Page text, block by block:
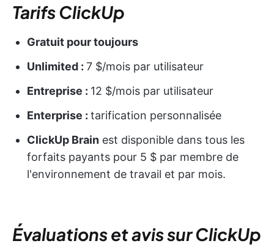
Tarifs ClickUp
Gratuit pour toujours
Unlimited : 7 $/mois par utilisateur
Entreprise : 12 $/mois par utilisateur
Enterprise : tarification personnalisée
ClickUp Brain est disponible dans tous les
forfaits payants pour 5 $ par membre de
l'environnement de travail et par mois.
Évaluations et avis sur ClickUp